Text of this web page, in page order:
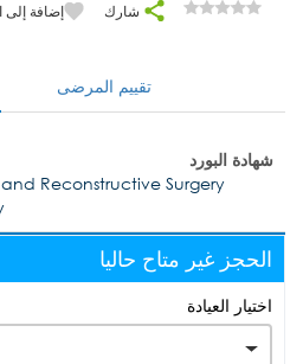
شارك إضافة إلى
تقييم المرضى
شهادة البورد
Reconstructive Surgery
الحجز غير متاح حاليا
اختيار العيادة